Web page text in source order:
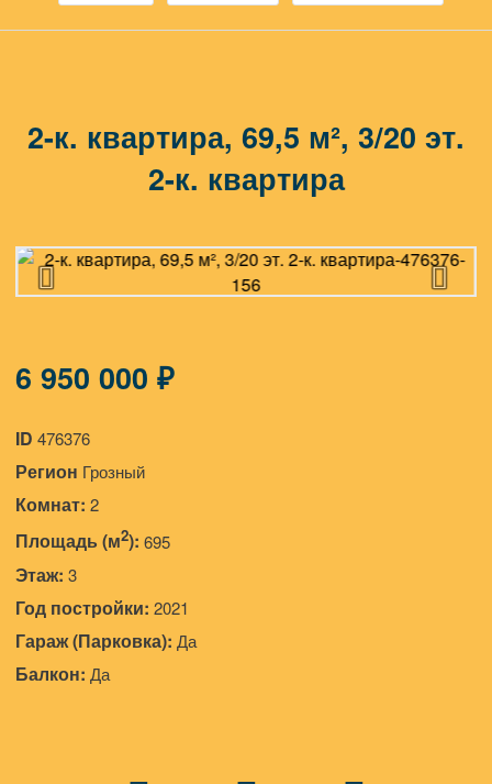
2-к. квартира, 69,5 м², 3/20 эт.
2-к. квартира
6 950 000 ₽
ID 476376
Регион Грозный
Комнат: 2
Площадь (м2): 695
Этаж: 3
Год постройки: 2021
Гараж (Парковка): Да
Балкон: Да